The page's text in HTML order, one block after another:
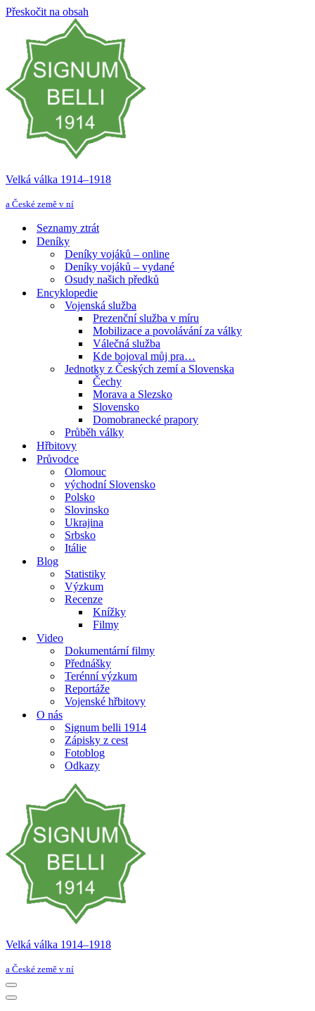
Přeskočit na obsah
Velká válka 1914–⁠⁠⁠⁠⁠⁠1918
a České země v ní
Seznamy ztrát
Deníky
Deníky vojáků – online
Deníky vojáků – vydané
Osudy našich předků
Encyklopedie
Vojenská služba
Prezenční služba v míru
Mobilizace a povolávání za války
Válečná služba
Kde bojoval můj pra…
Jednotky z Českých zemí a Slovenska
Čechy
Morava a Slezsko
Slovensko
Domobranecké prapory
Průběh války
Hřbitovy
Průvodce
Olomouc
východní Slovensko
Polsko
Slovinsko
Ukrajina
Srbsko
Itálie
Blog
Statistiky
Výzkum
Recenze
Knížky
Filmy
Video
Dokumentární filmy
Přednášky
Terénní výzkum
Reportáže
Vojenské hřbitovy
O nás
Signum belli 1914
Zápisky z cest
Fotoblog
Odkazy
Velká válka 1914–⁠⁠⁠⁠⁠⁠1918
a České země v ní
Navigační
menu
Navigační